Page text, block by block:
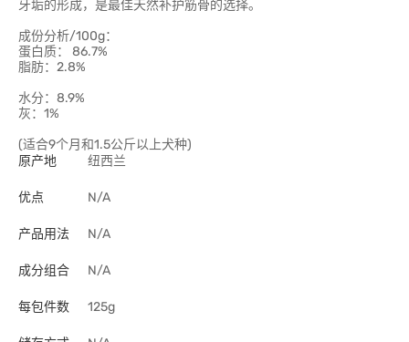
牙垢的形成，是最佳天然补护筋骨的选择。
成份分析/100g：
蛋白质： 86.7%
脂肪：2.8%
水分：8.9%
灰：1%
(适合9个月和1.5公斤以上犬种)
原产地
纽西兰
优点 N/A
产品用法 N/A
成分组合 N/A
每包件数 125g